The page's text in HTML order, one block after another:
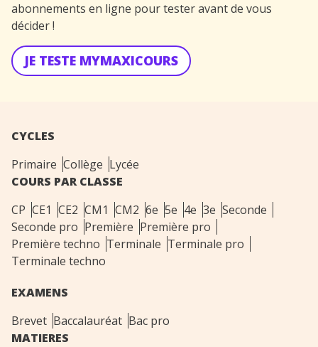
abonnements en ligne pour tester avant de vous
décider !
JE TESTE MYMAXICOURS
CYCLES
Primaire Collège Lycée
COURS PAR CLASSE
CP CE1 CE2 CM1 CM2 6e 5e 4e 3e Seconde
Seconde pro Première Première pro
Première techno Terminale Terminale pro
Terminale techno
EXAMENS
Brevet Baccalauréat Bac pro
MATIERES